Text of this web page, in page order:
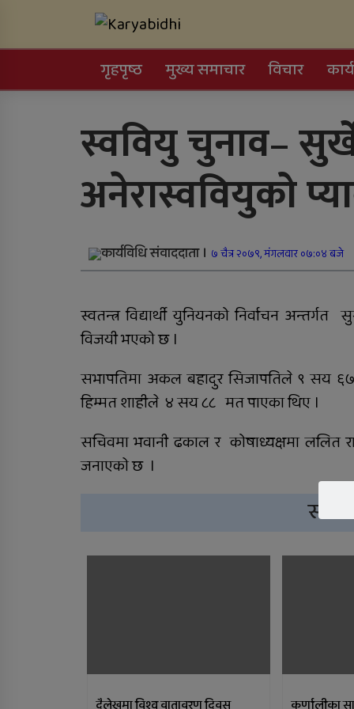
Online News Portal
गृहपृष्ठ
मुख्य समाचार विचार
काठमाडौं उपत्यकाबाट
बाहिरिने लामो दूरीका
सवारीसाधन बसपार्कमै
शल्यक्रिया सफल
कर्णालीमा विपद् प्रतिकार्य
योजना लागू
कालीकोटका नौ पालिकाको
चार अर्ब ५५ करोड बजेट
स्ववियु चुनाव–
अनेरास्ववियुको
कार्यविधि संवाददाता । ७ चैत्र २०७९, मंगलवार ०७:०४ बजे
स्वतन्त्र विद्यार्थी युनियनको निर्वाचन
विजयी भएको छ ।
सभापतिमा अकल बहादुर सिजापतिले ९ सय
हिम्मत शाहीले ४ सय ८८ मत पाएका थिए ।
सचिवमा भवानी ढकाल र कोषाध्यक्षमा ललित
जनाएकाे छ ।